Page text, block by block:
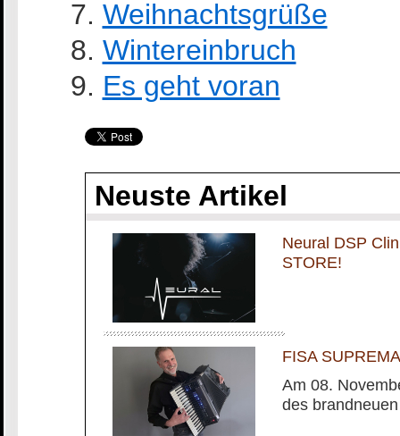
Weihnachtsgrüße
Wintereinbruch
Es geht voran
Neuste Artikel
Neural DSP
STORE!
FISA
Am 08.
des